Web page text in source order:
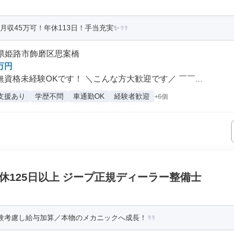
収45万可！年休113日！手当充実✨
姫路市飾磨区思案橋
円
格未経験OKです！ ＼こんな方大歓迎です／ ￣￣...
援あり 学歴不問 車通勤OK 経験者歓迎 +6個
125日以上 ジープ正規ディーラー整備士
考慮し給与加算／本物のメカニックへ成長！